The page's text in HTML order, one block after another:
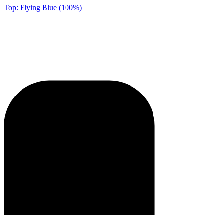
Top: Flying Blue (100%)